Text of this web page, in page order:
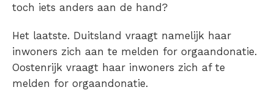
toch iets anders aan de hand?
Het laatste. Duitsland vraagt namelijk haar
inwoners zich aan te melden for orgaandonatie.
Oostenrijk vraagt haar inwoners zich af te
melden for orgaandonatie.